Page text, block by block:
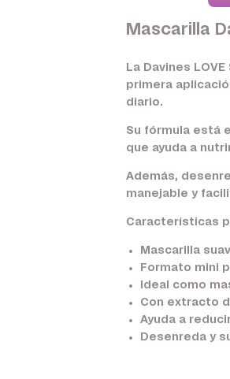
Mascarilla
La Davines
primera
diario.
Su fórmula está
que ayuda a
Además,
manejable y
Características
Mascarilla
Formato mini
Ideal como
Con extracto
Ayuda a
Desenreda y